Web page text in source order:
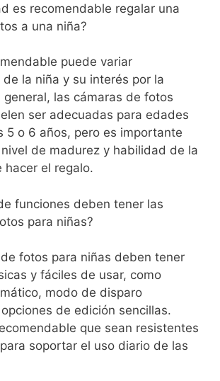
es recomendable ⁢regalar‍ una
a ​una niña?
puede variar
la⁤ niña y su interés por​ la
‍general, las cámaras de‌ fotos
ser adecuadas para edades
5 o⁣ 6 años, pero ‌es importante
de madurez y habilidad de la
hacer el regalo.
funciones deben tener las
para ‌niñas?
fotos para niñas deben⁢ tener
y fáciles de usar, como
modo⁢ de disparo
de edición sencillas.
que ‌sean resistentes
soportar el uso diario de las